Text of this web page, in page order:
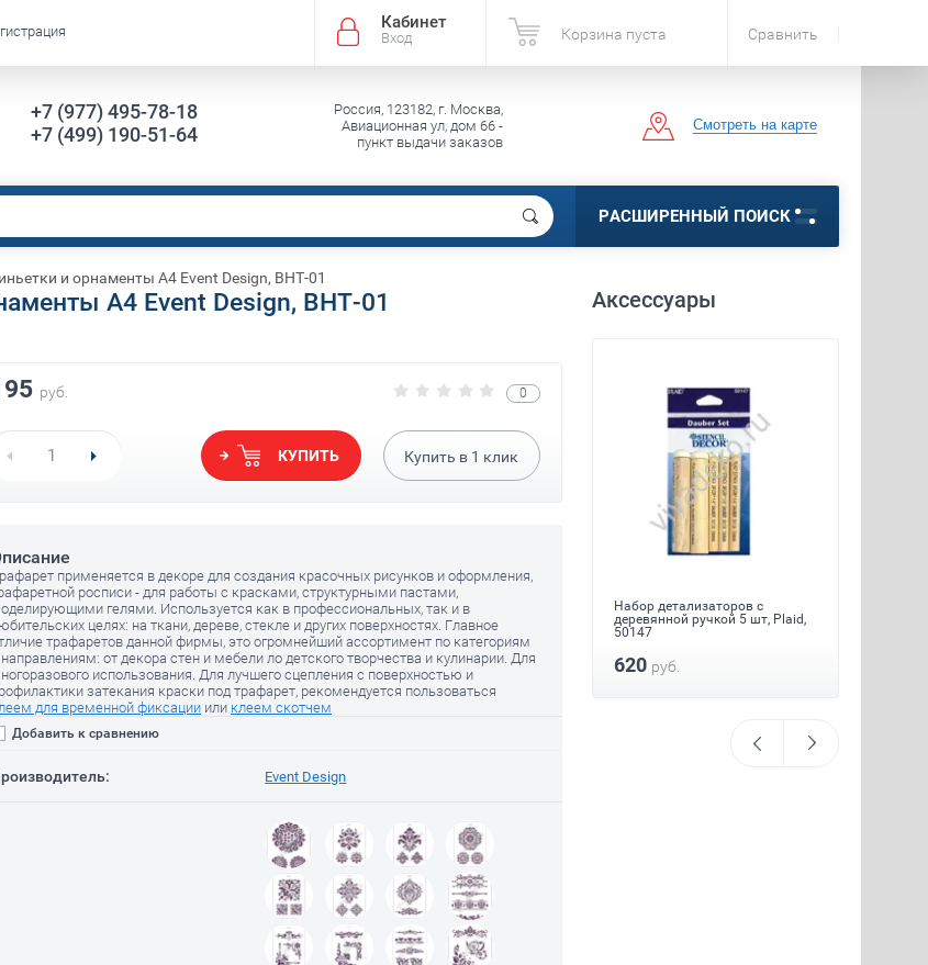
Кабинет
Вход Корзина пуста Сравнить
+7 (977) 495-78-18
+7 (499) 190-51-64
Россия, 123182, г. Москва,
Авиационная ул, дом 66 -
пункт выдачи заказов
Смотреть на карте
РАСШИРЕННЫЙ ПОИСК
Аксессуары
Мастихин для работы с
пастами, арт K3T10, Stamperia
390 руб.
Набор детализаторов 5 шт,
Plaid
650 руб.
Набор детализаторов с
деревянной ручкой 5 шт, Plaid,
50147
620 руб.
и орнаменты А4 Event Design, ВНТ-01
А4 Event Design, ВНТ-01
0
руб.
КУПИТЬ Купить в 1 клик
применяется в декоре для создания красочных рисунков и оформления,
росписи - для работы с красками, структурными пастами,
гелями. Используется как в профессиональных, так и в
целях: на ткани, дереве, стекле и других поверхностях. Главное
трафаретов данной фирмы, это огромнейший ассортимент по категориям
направлениям: от декора стен и мебели ло детского творчества и кулинарии. Для
использования. Для лучшего сцепления с поверхностью и
затекания краски под трафарет, рекомендуется пользоваться
для временной фиксации или клеем скотчем
Добавить к сравнению
Event Design